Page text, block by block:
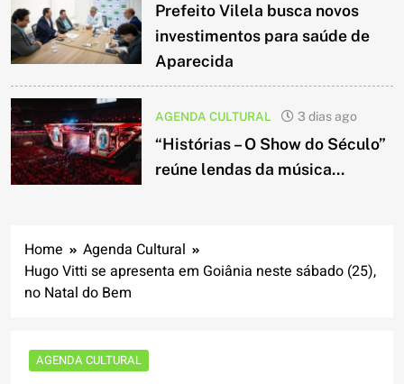
Prefeito Vilela busca novos
investimentos para saúde de
Aparecida
AGENDA CULTURAL 3 dias ago
“Histórias – O Show do Século”
reúne lendas da música...
Home
Agenda Cultural
Hugo Vitti se apresenta em Goiânia neste sábado (25),
no Natal do Bem
AGENDA CULTURAL